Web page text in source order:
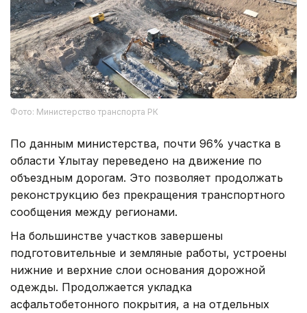
Фото: Министерство транспорта РК
По данным министерства, почти 96% участка в
области Ұлытау переведено на движение по
объездным дорогам. Это позволяет продолжать
реконструкцию без прекращения транспортного
сообщения между регионами.
На большинстве участков завершены
подготовительные и земляные работы, устроены
нижние и верхние слои основания дорожной
одежды. Продолжается укладка
асфальтобетонного покрытия, а на отдельных